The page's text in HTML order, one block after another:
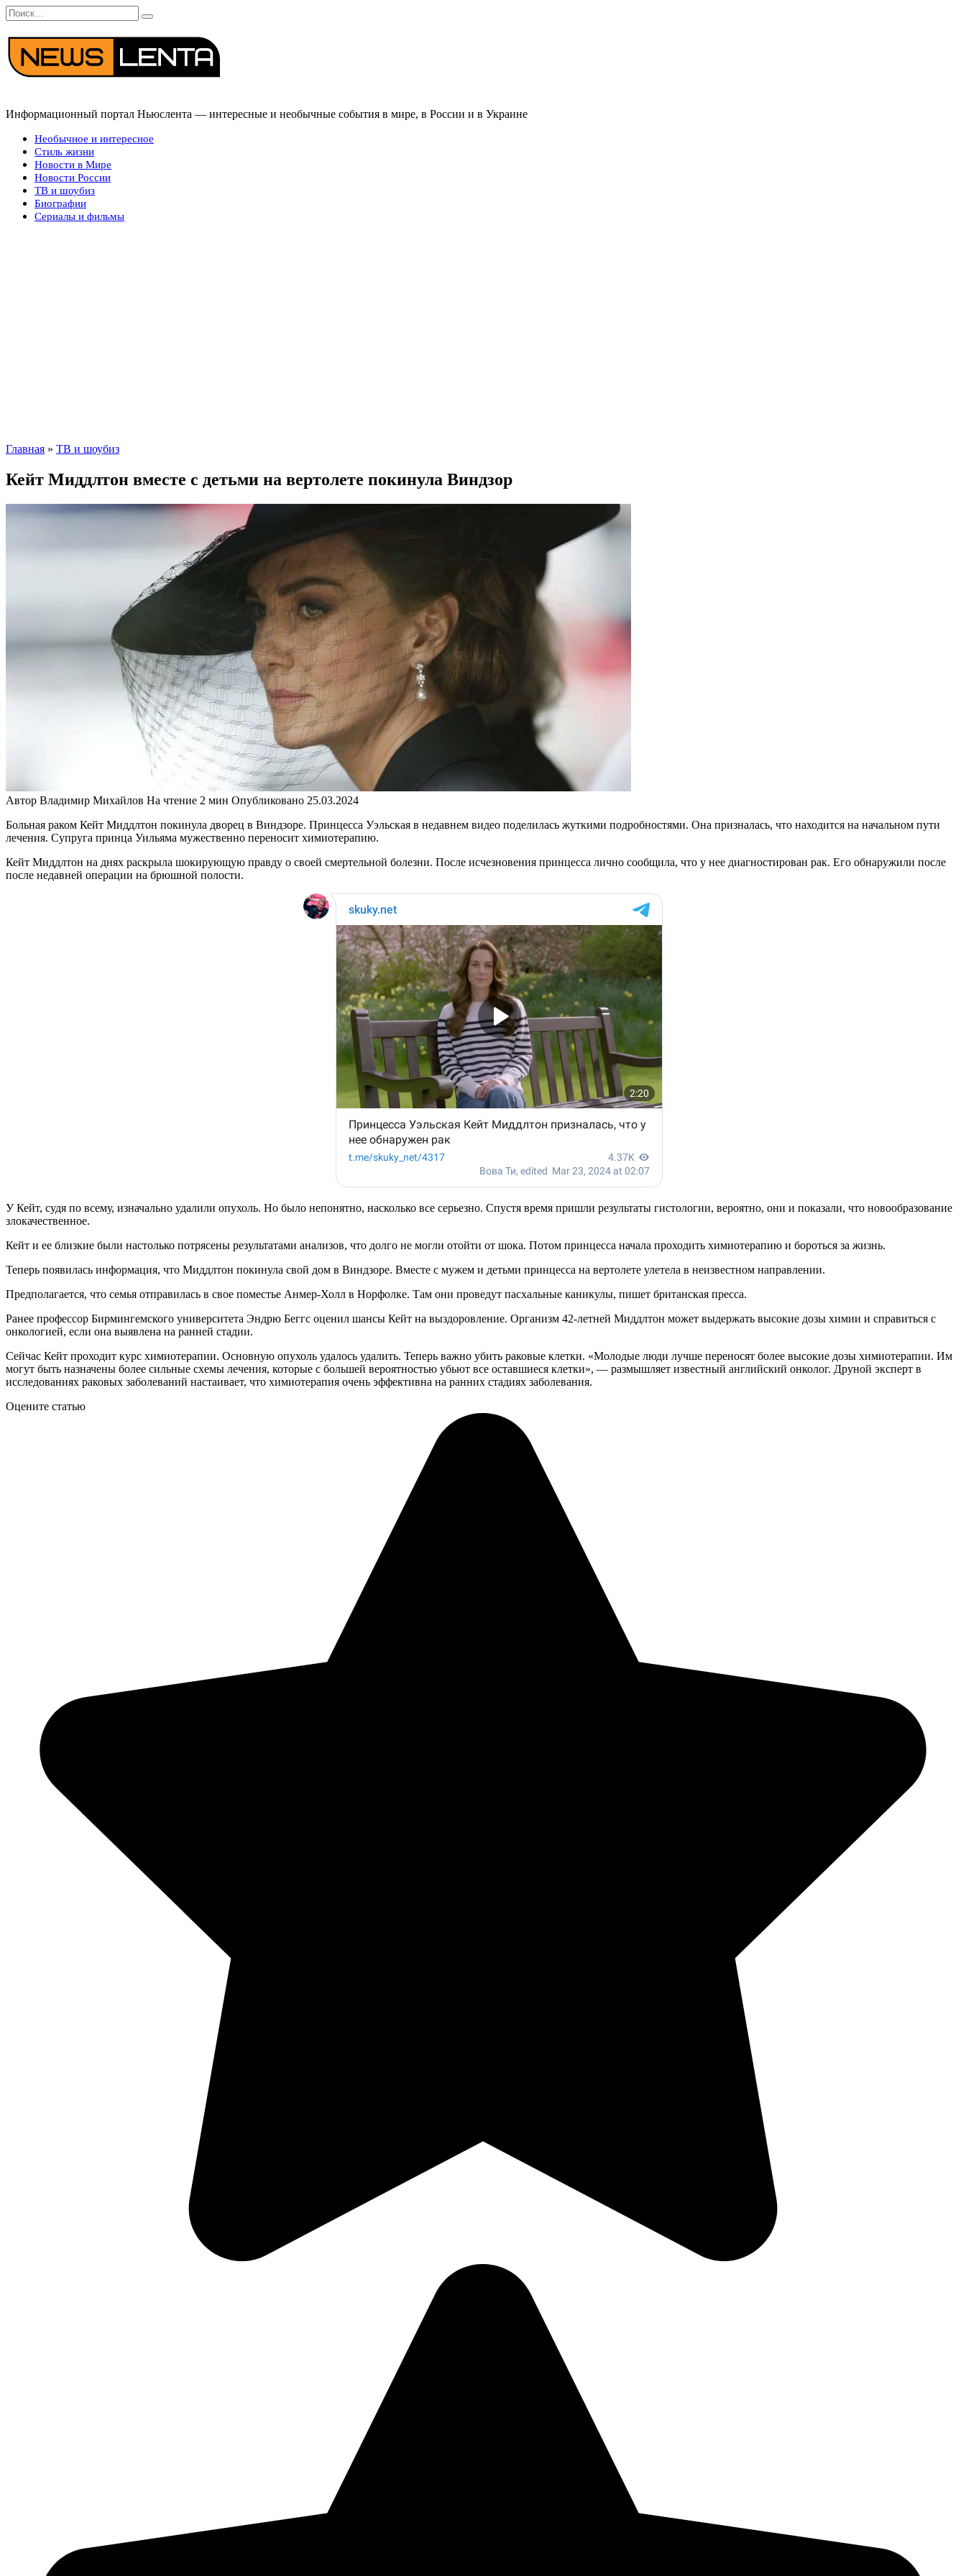
Перейти
к
содержанию
Search
for:
Информационный портал Ньюслента — интересные и необычные события в мире, в России и в Украине
Необычное и интересное
Стиль жизни
Новости в Мире
Новости России
ТВ и шоубиз
Биографии
Сериалы и фильмы
Главная » ТВ и шоубиз
Кейт Миддлтон вместе с детьми на вертолете покинула Виндзор
Автор Владимир Михайлов На чтение 2 мин Опубликовано 25.03.2024
Больная раком Кейт Миддлтон покинула дворец в Виндзоре. Принцесса Уэльская в недавнем видео поделилась жуткими подробностями. Она призналась, что находится на начальном пути
лечения. Супруга принца Уильяма мужественно переносит химиотерапию.
Кейт Миддлтон на днях раскрыла шокирующую правду о своей смертельной болезни. После исчезновения принцесса лично сообщила, что у нее диагностирован рак. Его обнаружили после
после недавней операции на брюшной полости.
У Кейт, судя по всему, изначально удалили опухоль. Но было непонятно, насколько все серьезно. Спустя время пришли результаты гистологии, вероятно, они и показали, что новообразование
злокачественное.
Кейт и ее близкие были настолько потрясены результатами анализов, что долго не могли отойти от шока. Потом принцесса начала проходить химиотерапию и бороться за жизнь.
Теперь появилась информация, что Миддлтон покинула свой дом в Виндзоре. Вместе с мужем и детьми принцесса на вертолете улетела в неизвестном направлении.
Предполагается, что семья отправилась в свое поместье Анмер-Холл в Норфолке. Там они проведут пасхальные каникулы, пишет британская пресса.
Ранее профессор Бирмингемского университета Эндрю Беггс оценил шансы Кейт на выздоровление. Организм 42-летней Миддлтон может выдержать высокие дозы химии и справиться с
онкологией, если она выявлена на ранней стадии.
Сейчас Кейт проходит курс химиотерапии. Основную опухоль удалось удалить. Теперь важно убить раковые клетки. «Молодые люди лучше переносят более высокие дозы химиотерапии. Им
могут быть назначены более сильные схемы лечения, которые с большей вероятностью убьют все оставшиеся клетки», — размышляет известный английский онколог. Друной эксперт в
исследованиях раковых заболеваний настаивает, что химиотерапия очень эффективна на ранних стадиях заболевания.
Оцените статью